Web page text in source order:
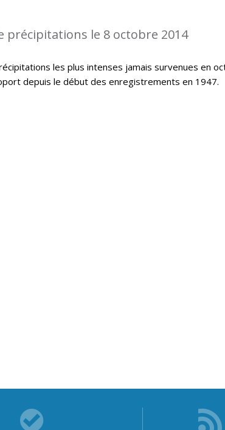
précipitations le 8 octobre 2014
les plus intenses jamais survenues en
depuis le début des enregistrements en 1947.